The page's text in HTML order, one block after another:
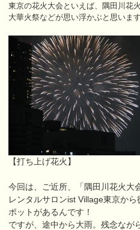
東京の花火大会といえば、隅田川花
大華火祭などが思い浮かぶと思います
【打ち上げ花火】
今回は、ご近所、「隅田川花火大
レンタルサロンist Village東京か
ポットがあるんです！
ですが、途中から大雨。残念なが